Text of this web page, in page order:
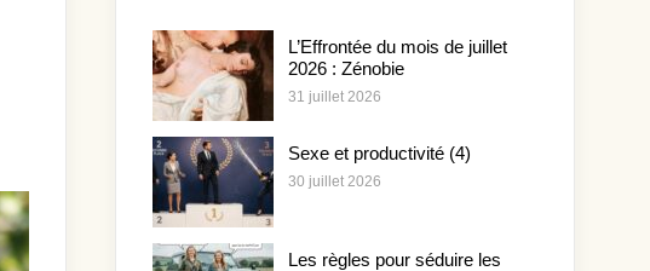
L’Effrontée du mois de juillet
2026 : Zénobie
31 juillet 2026
Sexe et productivité (4)
30 juillet 2026
Les règles pour séduire les